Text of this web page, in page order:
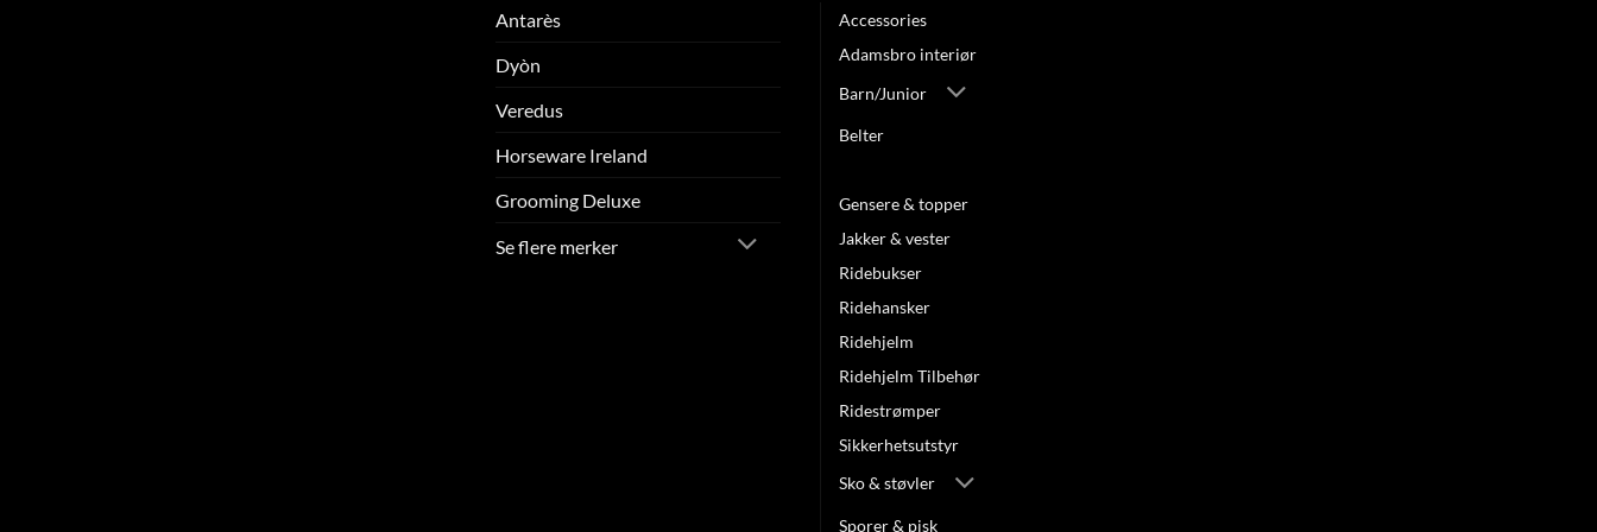
Antarès
Dyòn
Veredus
Horseware Ireland
Grooming Deluxe
Se flere merker
Accessories
Adamsbro interiør
Barn/Junior
Belter
Gensere & topper
Jakker & vester
Ridebukser
Ridehansker
Ridehjelm
Ridehjelm Tilbehør
Ridestrømper
Sikkerhetsutstyr
Sko & støvler
Sporer & pisk